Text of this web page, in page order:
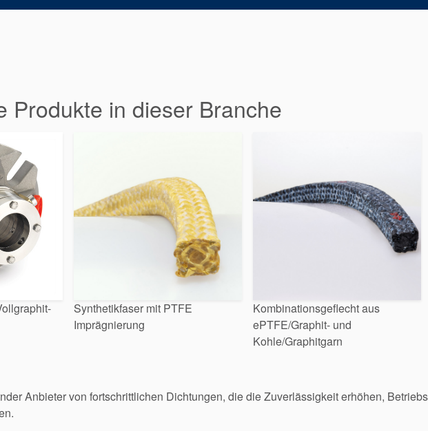
Produkte in dieser Branche
Synthetikfaser mit PTFE
Imprägnierung
Kombinationsgeflecht aus
ePTFE/Graphit- und
Kohle/Graphitgarn
Anbieter von fortschrittlichen Dichtungen, die die Zuverlässigkeit erhöhen,